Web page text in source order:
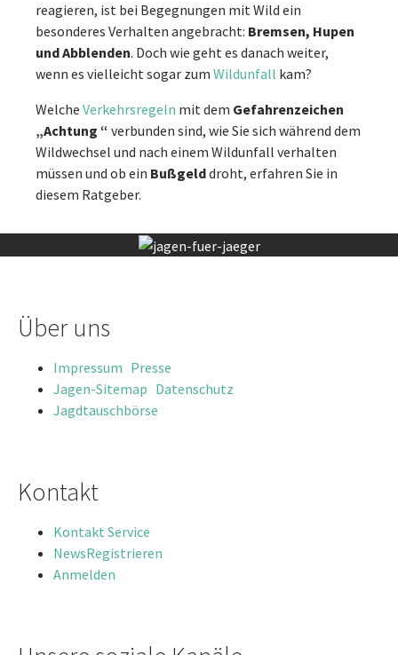
reagieren, ist bei Begegnungen mit Wild ein
besonderes Verhalten angebracht: Bremsen, Hupen
und Abblenden. Doch wie geht es danach weiter,
wenn es vielleicht sogar zum Wildunfall kam?
Welche Verkehrsregeln mit dem Gefahrenzeichen
„Achtung “ verbunden sind, wie Sie sich während dem
Wildwechsel und nach einem Wildunfall verhalten
müssen und ob ein Bußgelddroht, erfahren Sie in
diesem Ratgeber.
Über uns
Impressum Presse
Jagen-Sitemap Datenschutz
Jagdtauschbörse
Kontakt
Kontakt Service
NewsRegistrieren
Anmelden